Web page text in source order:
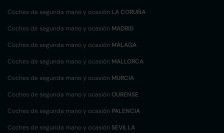
Coches de segunda mano y ocasión LA CORUÑA
Coches de segunda mano y ocasión MADRID
Coches de segunda mano y ocasión MÁLAGA
Coches de segunda mano y ocasión MALLORCA
Coches de segunda mano y ocasión MURCIA
Coches de segunda mano y ocasión OURENSE
Coches de segunda mano y ocasión PALENCIA
Coches de segunda mano y ocasión SEVILLA